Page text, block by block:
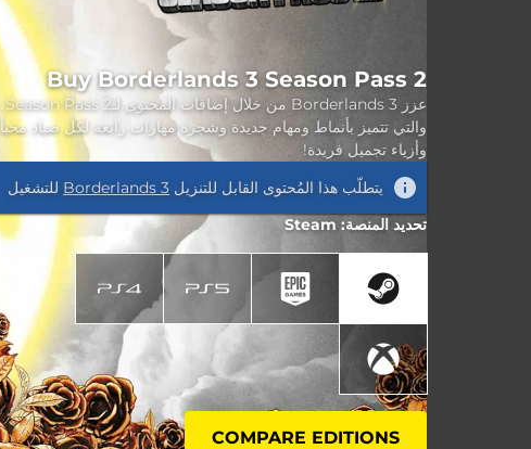
Buy Borderlands 3 Season Pass 2
عزز Borderlands 3 من خلال إضافات المحتوى لـSeason Pass 2،
والتي تتميز بأنماط ومهام جديدة وشجرة مهارات رابعة لكل صياد مخبأ
وأزياء تجميل فريدة!
يتطلّب هذا المُحتوى القابل للتنزيل Borderlands 3 للتشغيل
تحديد المنصة: Steam
COMPARE EDITIONS